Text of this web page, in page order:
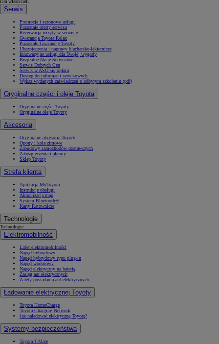
Dla właścicieli
Serwis
Promocje i sezonowe usługi
Pozostałe oferty serwisu
Rezerwacja wizyty w serwisie
Gwarancja Toyota Relax
Pozostałe Gwarancje Toyoty
Ubezpieczenia i naprawy blacharsko-lakiernicze
Innowacyjne usługi dla Twojej wygody
Bezpłatne Akcje Serwisowe
Serwis Dobrych Cen
Serwis w ASO się opłaca
Dostęp do informacji serwisowych
Wykaz wydanych zaświadczeń o odbytym szkoleniu (pdf)
Oryginalne części i oleje Toyota
Oryginalne części Toyoty
Oryginalne oleje Toyoty
Akcesoria
Oryginalne akcesoria Toyoty
Opony i koła zimowe
Zabudowy samochodów dostawczych
Zabezpieczenia i alarmy
Sklep Toyoty
Strefa klienta
Aplikacja MyToyota
Instrukcje obsługi
Aktualizacja map
System Bluetooth®
Karty Ratownicze
Technologie
Technologie
Elektromobilność
Lider elektromobilności
Napęd hybrydowy
Napęd hybrydowy typu plug-in
Napęd wodorowy
Napęd elektryczny na baterię
Zasięg aut elektrycznych
Zalety posiadania aut elektrycznych
Ładowanie elektrycznej Toyoty
Toyota HomeCharge
Toyota Charging Network
Jak naładować elektryczną Toyotę?
Systemy bezpieczeństwa
Toyota T-Mate